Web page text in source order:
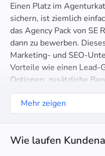
Einen Platz im
sichern, ist ziemlich
das Agency Pack von SE
dann zu bewerben.
Marketing- und SEO-
Vorteile wie einen
Optionen, zusätzliche
automatisierte Berichte.
Agenturen verfügbar,
Business-Preisplan
zu. Du musst dieses
Mehr zeigen
Wie laufen